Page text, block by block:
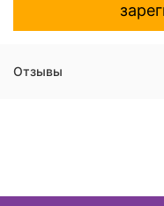
Отзывы